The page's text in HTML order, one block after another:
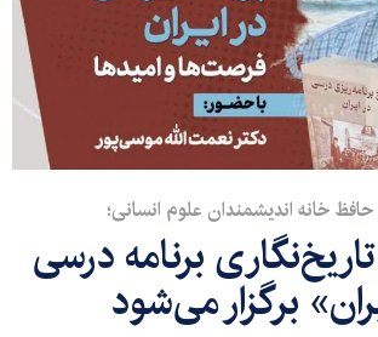
خانه اندیشمندان علوم انسانی؛
برنامه درسی
برگزار می‌شود